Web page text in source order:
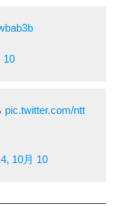
10
pic.twitter.com/ntt
10月 10